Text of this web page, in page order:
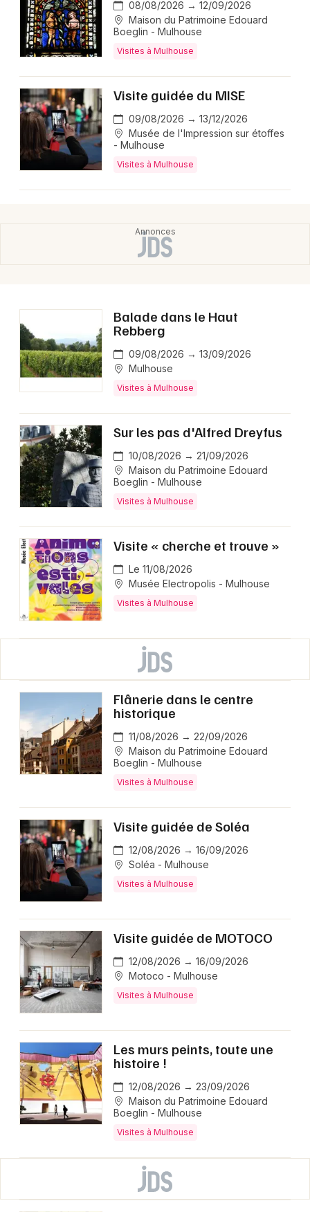
08/08/2026 → 12/09/2026
Maison du Patrimoine Edouard
Boeglin - Mulhouse
Visites à Mulhouse
Visite guidée du MISE
09/08/2026 → 13/12/2026
Musée de l'Impression sur étoffes
- Mulhouse
Visites à Mulhouse
Balade dans le Haut
Rebberg
09/08/2026 → 13/09/2026
Mulhouse
Visites à Mulhouse
Sur les pas d'Alfred Dreyfus
10/08/2026 → 21/09/2026
Maison du Patrimoine Edouard
Boeglin - Mulhouse
Visites à Mulhouse
Visite « cherche et trouve »
Le 11/08/2026
Musée Electropolis - Mulhouse
Visites à Mulhouse
Flânerie dans le centre
historique
11/08/2026 → 22/09/2026
Maison du Patrimoine Edouard
Boeglin - Mulhouse
Visites à Mulhouse
Visite guidée de Soléa
12/08/2026 → 16/09/2026
Soléa - Mulhouse
Visites à Mulhouse
Visite guidée de MOTOCO
12/08/2026 → 16/09/2026
Motoco - Mulhouse
Visites à Mulhouse
Les murs peints, toute une
histoire !
12/08/2026 → 23/09/2026
Maison du Patrimoine Edouard
Boeglin - Mulhouse
Visites à Mulhouse